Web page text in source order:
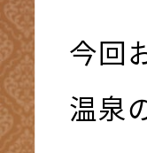
今回
温泉